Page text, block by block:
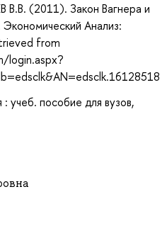
(2011). Закон Вагнера и
Анализ:
from
login.aspx?
учеб. пособие для вузов,